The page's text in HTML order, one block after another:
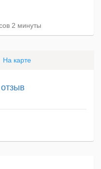
2 минуты
На карте